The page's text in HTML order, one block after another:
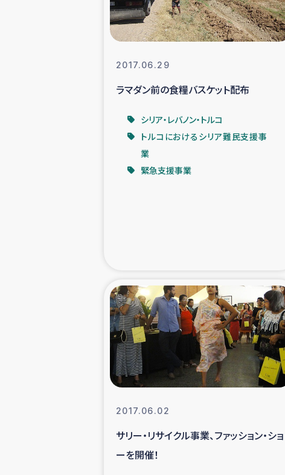
ェクト
ガザ人道
国内避難民への物資
タイ国境ミャンマ
レバノンでのシリア難
石巻市街地在
仮設住宅生活支援
インターン・ボ
ガザ地区におけ
2017.06.29
ラマダン前の食糧バスケット配布
シリア・レバノン・トルコ
トルコにおけるシリア難民支援事
業
緊急支援事業
2017.06.02
サリー・リサイクル事業、ファッション・ショ
ーを開催！